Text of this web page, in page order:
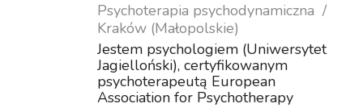
Psychoterapia psychodynamiczna
Kraków (Małopolskie)
Jestem psychologiem (Uniwersytet
Jagielloński), certyfikowanym
psychoterapeutą European
Association for Psychotherapy